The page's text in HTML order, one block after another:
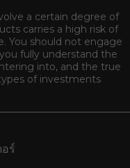
a certain degree of
carries a high risk of
You should not engage
fully understand the
into, and the true
of investments
ร์